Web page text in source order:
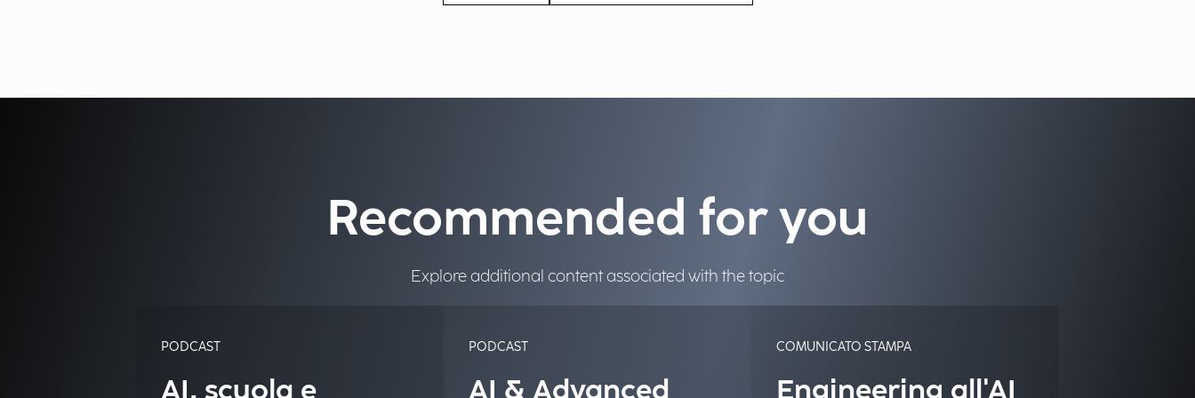
Recommended for you
Explore additional content associated with the topic
PODCAST PODCAST COMUNICATO STAMPA